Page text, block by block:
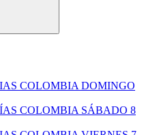
COLOMBIA DOMINGO
COLOMBIA SÁBADO 8